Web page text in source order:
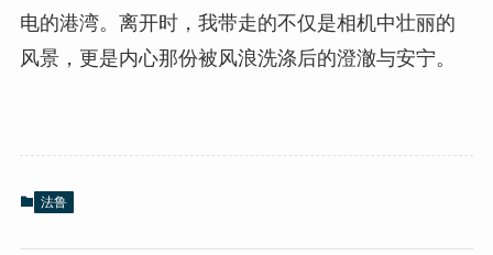
电的港湾。离开时，我带走的不仅是相机中壮丽的
风景，更是内心那份被风浪洗涤后的澄澈与安宁。
法鲁